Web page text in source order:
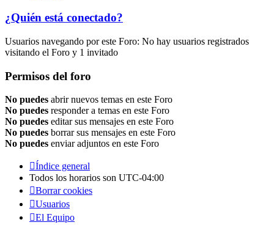
¿Quién está conectado?
Usuarios navegando por este Foro: No hay usuarios registrados
visitando el Foro y 1 invitado
Permisos del foro
No puedes abrir nuevos temas en este Foro
No puedes responder a temas en este Foro
No puedes editar sus mensajes en este Foro
No puedes borrar sus mensajes en este Foro
No puedes enviar adjuntos en este Foro
Índice general
Todos los horarios son UTC-04:00
Borrar cookies
Usuarios
El Equipo